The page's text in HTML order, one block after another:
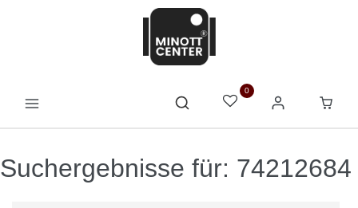
0
Suchergebnisse für: 74212684